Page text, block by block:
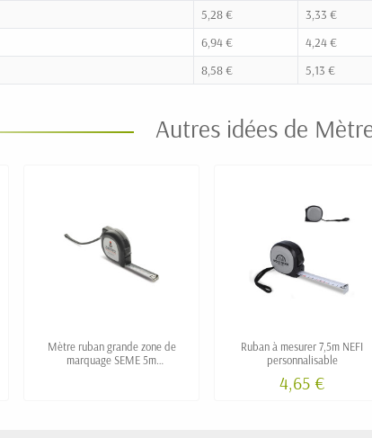
5,28 € 3,33 €
6,94 € 4,24 €
8,58 € 5,13 €
Autres idées de
Mètre ruban grande zone de
marquage SEME 5m
Ruban à mesurer 7,5m NEFI
personnalisable
4,65 €